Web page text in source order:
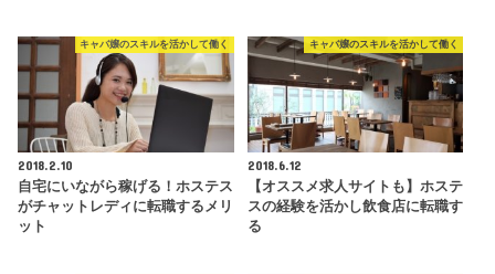
キャバ嬢のスキルを活かして働く
2018.2.10
自宅にいながら稼げる！ホステス
がチャットレディに転職するメリ
ット
キャバ嬢のスキルを活かして働く
2018.6.12
【オススメ求人サイトも】ホステ
スの経験を活かし飲食店に転職す
る